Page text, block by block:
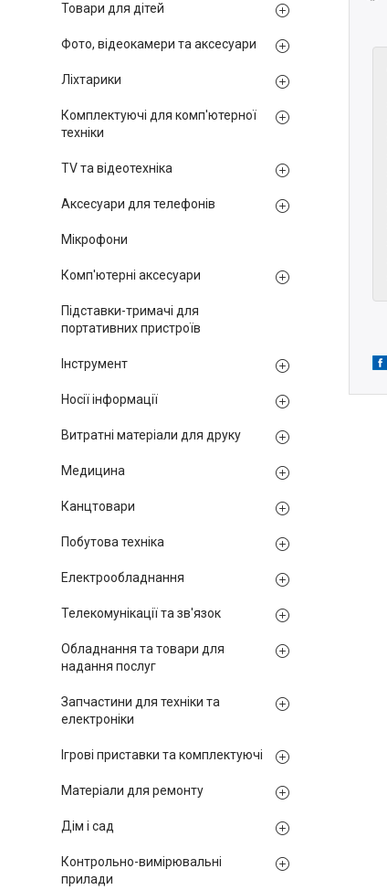
Товари для дітей
Фото, відеокамери та аксесуари
Ліхтарики
Комплектуючі для комп'ютерної
техніки
TV та відеотехніка
Аксесуари для телефонів
Мікрофони
Комп'ютерні аксесуари
Підставки-тримачі для
портативних пристроїв
Інструмент
Носії інформації
Витратні матеріали для друку
Медицина
Канцтовари
Побутова техніка
Електрообладнання
Телекомунікації та зв'язок
Обладнання та товари для
надання послуг
Запчастини для техніки та
електроніки
Ігрові приставки та комплектуючі
Матеріали для ремонту
Дім і сад
Контрольно-вимірювальні
прилади